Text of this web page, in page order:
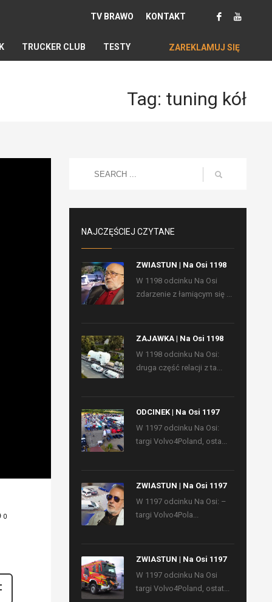
TV BRAWO KONTAKT
TRUCKER CLUB TESTY ZAREKLAMUJ SIĘ
Tag: tuning kół
0
NAJCZĘŚCIEJ CZYTANE
ZWIASTUN | Na Osi 1198
W 1198 odcinku Na Osi
zdarzenie z łamiącym się ...
ZAJAWKA | Na Osi 1198
W 1198 odcinku Na Osi:
druga część relacji z ta...
ODCINEK | Na Osi 1197
W 1197 odcinku Na Osi:
targi Volvo4Poland, osta...
ZWIASTUN | Na Osi 1197
W 1197 odcinku Na Osi: –
targi Volvo4Pola...
ZWIASTUN | Na Osi 1197
W 1197 odcinku Na Osi
targi Volvo4Poland, ostat...